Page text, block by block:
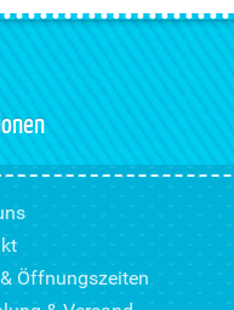
Öffnungszeiten